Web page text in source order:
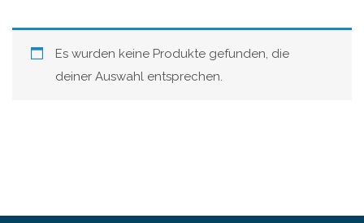
Es wurden keine Produkte gefunden, die
deiner Auswahl entsprechen.